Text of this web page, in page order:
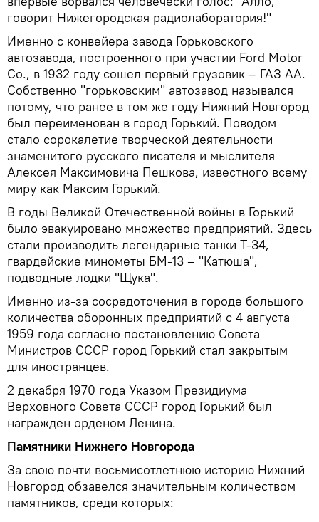
говорит Нижегородская радиолаборатория!"
Именно с конвейера завода Горьковского
автозавода, построенного при участии Ford Motor
Co., в 1932 году сошел первый грузовик – ГАЗ АА.
Собственно "горьковским" автозавод назывался
потому, что ранее в том же году Нижний Новгород
был переименован в город Горький. Поводом
стало сорокалетие творческой деятельности
знаменитого русского писателя и мыслителя
Алексея Максимовича Пешкова, известного всему
миру как Максим Горький.
В годы Великой Отечественной войны в Горький
было эвакуировано множество предприятий. Здесь
стали производить легендарные танки Т-34,
гвардейские минометы БМ-13 – "Катюша",
подводные лодки "Щука".
Именно из-за сосредоточения в городе большого
количества оборонных предприятий с 4 августа
1959 года согласно постановлению Совета
Министров СССР город Горький стал закрытым
для иностранцев.
2 декабря 1970 года Указом Президиума
Верховного Совета СССР город Горький был
награжден орденом Ленина.
Памятники Нижнего Новгорода
За свою почти восьмисотлетнюю историю Нижний
Новгород обзавелся значительным количеством
памятников, среди которых: